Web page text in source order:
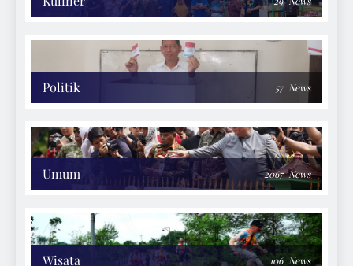
Politik 57 News
Umum 2067 News
Wisata 106 News